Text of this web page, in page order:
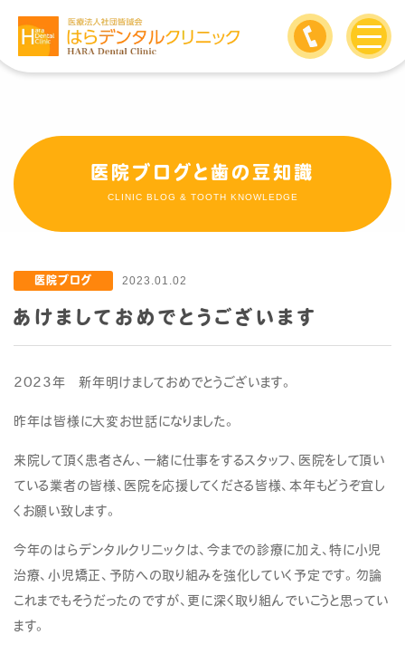
医院ブログと歯の豆知識
CLINIC BLOG & TOOTH KNOWLEDGE
医院ブログ 2023.01.02
あけましておめでとうございます
2023年 新年明けましておめでとうございます。
昨年は皆様に大変お世話になりました。
来院して頂く患者さん、一緒に仕事をするスタッフ、医院をして頂い
ている業者の皆様、医院を応援してくださる皆様、本年もどうぞ宜し
くお願い致します。
今年のはらデンタルクリニックは、今までの診療に加え、特に小児
治療、小児矯正、予防への取り組みを強化していく予定です。勿論
これまでもそうだったのですが、更に深く取り組んでいこうと思ってい
ます。